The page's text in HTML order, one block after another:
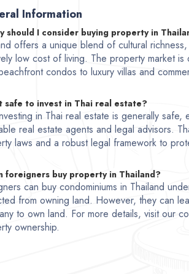
Information
should I consider buying property in
offers a unique blend of cultural
low cost of living. The property market
condos to luxury villas and
safe to invest in Thai real estate?
in Thai real estate is generally safe,
real estate agents and legal advisors.
laws and a robust legal framework to
foreigners buy property in Thailand?
can buy condominiums in Thailand
from owning land. However, they can
to own land. For more details, visit our
ownership.